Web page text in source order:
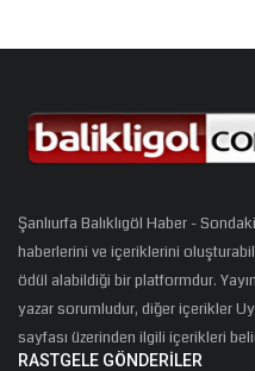
Şanlıurfa Balıklıgöl Haber -
haberlerini ve içeriklerini
ödül alabildiği bir platformdur.
yazar sorumludur, diğer içerikler
sayfası üzerinden ilgili içerikleri
RASTGELE GÖNDERILER